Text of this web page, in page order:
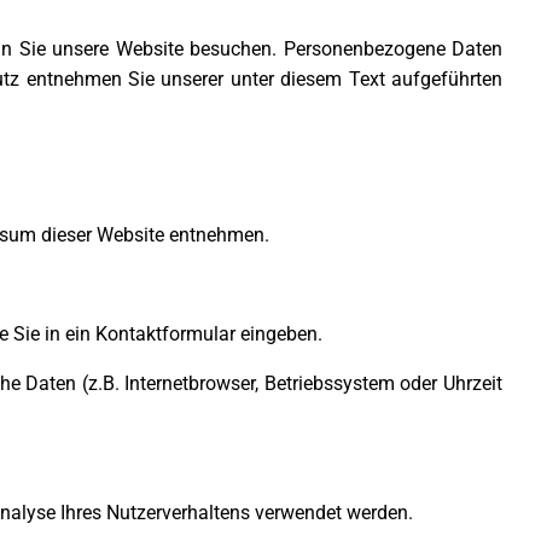
unsere Website besuchen. Personenbezogene Daten
entnehmen Sie unserer unter diesem Text aufgeführten
dieser Website entnehmen.
Sie in ein Kontaktformular eingeben.
Daten (z.B. Internetbrowser, Betriebssystem oder Uhrzeit
Ihres Nutzerverhaltens verwendet werden.